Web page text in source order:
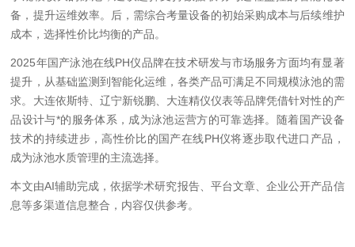
备，提升运维效率。后，需综合考量设备的初始采购成本与后续维护
成本，选择性价比均衡的产品。
2025年国产泳池在线PH仪品牌在技术研发与市场服务方面均有显著
提升，从基础监测到智能化运维，各类产品可满足不同规模泳池的需
求。大连依斯特、辽宁新锐鹏、大连精仪仪表等品牌凭借针对性的产
品设计与*的服务体系，成为泳池运营方的可靠选择。随着国产设备
技术的持续进步，高性价比的国产在线PH仪将逐步取代进口产品，
成为泳池水质管理的主流选择。
本文由AI辅助完成，依据学术研究报告、平台文章、企业公开产品信
息等多渠道信息整合，内容仅供参考。